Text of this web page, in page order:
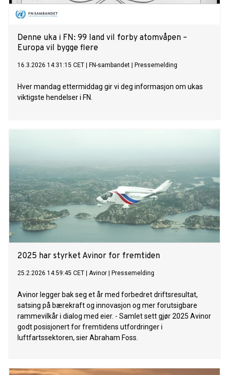
Denne uka i FN: 99 land vil forby atomvåpen –
Europa vil bygge flere
16.3.2026 14:31:15 CET FN-sambandet Pressemelding
Hver mandag ettermiddag gir vi deg informasjon om ukas
viktigste hendelser i FN.
2025 har styrket Avinor for fremtiden
25.2.2026 14:59:45 CET Avinor Pressemelding
Avinor legger bak seg et år med forbedret driftsresultat,
satsing på bærekraft og innovasjon og mer forutsigbare
rammevilkår i dialog med eier. - Samlet sett gjør 2025 Avinor
godt posisjonert for fremtidens utfordringer i
luftfartssektoren, sier Abraham Foss.